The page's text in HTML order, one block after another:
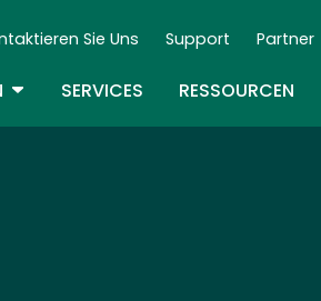
Navigation (DE)
Sie Uns Support Partner
TOGGLE DROPDOWN
SERVICES RESSOURCEN